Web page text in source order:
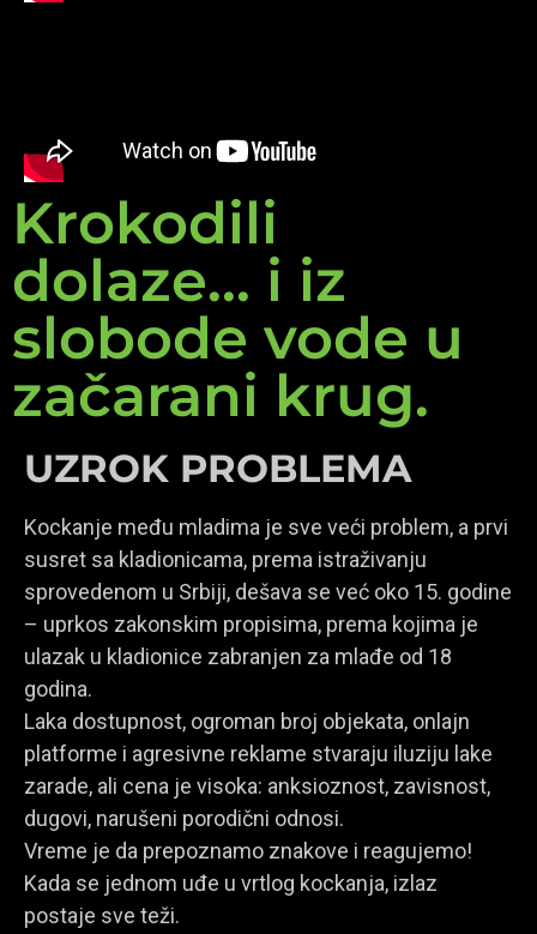
Krokodili
dolaze... i iz
slobode vode u
začarani krug.
UZROK PROBLEMA
Kockanje među mladima je sve veći problem, a prvi
susret sa kladionicama, prema istraživanju
sprovedenom u Srbiji, dešava se već oko 15. godine
– uprkos zakonskim propisima, prema kojima je
ulazak u kladionice zabranjen za mlađe od 18
godina.
Laka dostupnost, ogroman broj objekata, onlajn
platforme i agresivne reklame stvaraju iluziju lake
zarade, ali cena je visoka: anksioznost, zavisnost,
dugovi, narušeni porodični odnosi.
Vreme je da prepoznamo znakove i reagujemo!
Kada se jednom uđe u vrtlog kockanja, izlaz
postaje sve teži.